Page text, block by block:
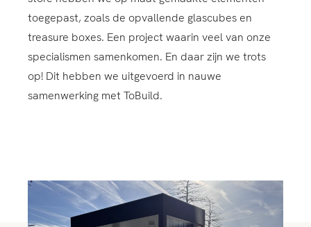
toegepast, zoals de opvallende glascubes en
treasure boxes. Een project waarin veel van onze
specialismen samenkomen. En daar zijn we trots
op! Dit hebben we uitgevoerd in nauwe
samenwerking met ToBuild.